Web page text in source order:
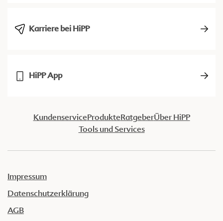
Karriere bei HiPP
HiPP App
KundenserviceProdukteRatgeberÜber HiPP
Tools und Services
Impressum
Datenschutzerklärung
AGB